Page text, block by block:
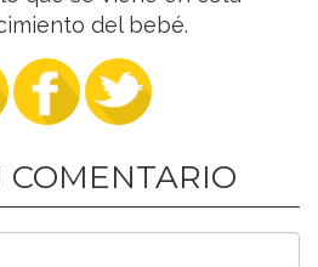
del bebé.
COMENTARIO